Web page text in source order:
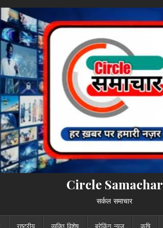
Circle Samachar
सर्कल समाचार